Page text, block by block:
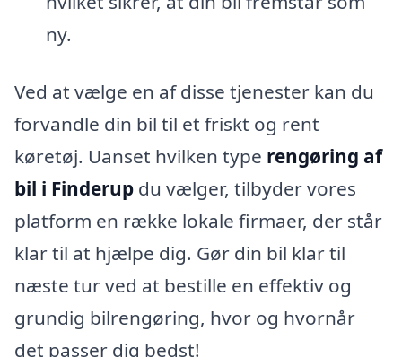
ny.
Ved at vælge en af disse tjenester kan du
forvandle din bil til et friskt og rent
køretøj. Uanset hvilken type rengøring af
bil i Finderup du vælger, tilbyder vores
platform en række lokale firmaer, der står
klar til at hjælpe dig. Gør din bil klar til
næste tur ved at bestille en effektiv og
grundig bilrengøring, hvor og hvornår
det passer dig bedst!